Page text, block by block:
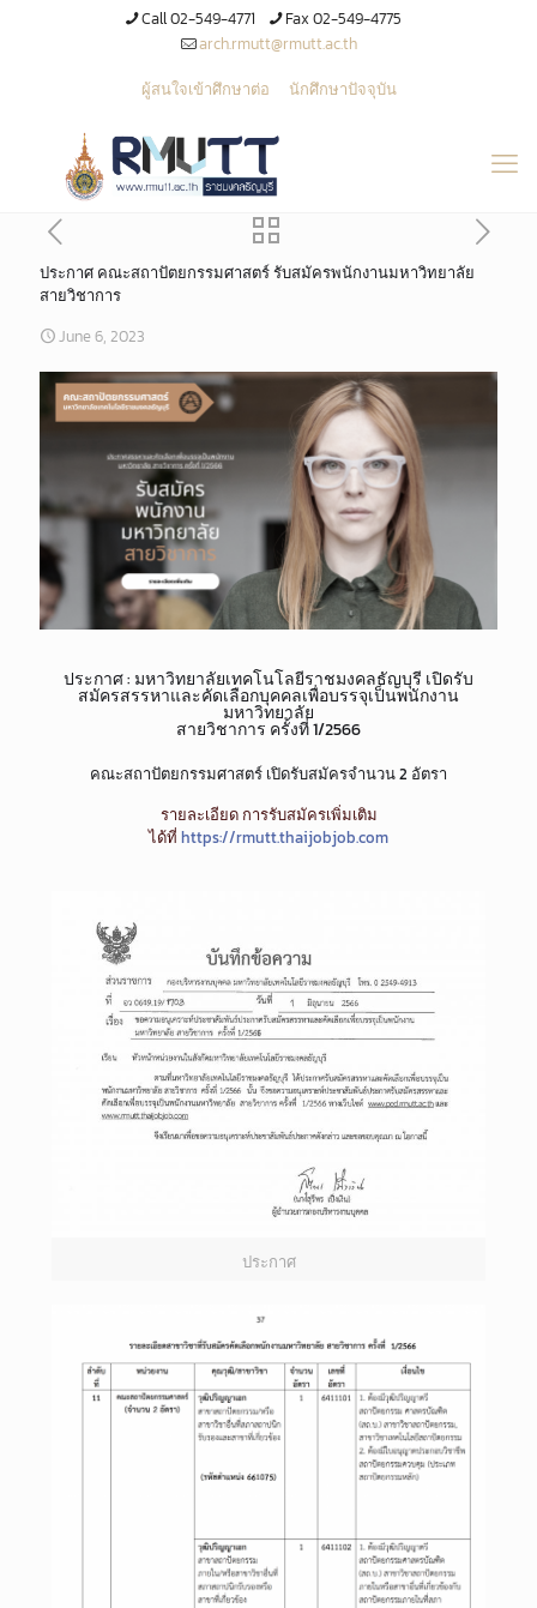
Call 02-549-4771
Fax 02-549-4775
arch.rmutt@rmutt.ac.th
ผู้สนใจเข้าศึกษาต่อ
นักศึกษาปัจจุบัน
ประกาศ คณะสถาปัตยกรรมศาสตร์ รับสมัครพนักงานมหาวิทยาลัย
สายวิชาการ
June 6, 2023
ประกาศ : มหาวิทยาลัยเทคโนโลยีราชมงคลธัญบุรี เปิดรับ
สมัครสรรหาและคัดเลือกบุคคลเพื่อบรรจุเป็นพนักงาน
มหาวิทยาลัย
สายวิชาการ ครั้งที่ 1/2566
คณะสถาปัตยกรรมศาสตร์ เปิดรับสมัครจำนวน 2 อัตรา
รายละเอียด การรับสมัครเพิ่มเติม
ได้ที่ https://rmutt.thaijobjob.com
ประกาศ